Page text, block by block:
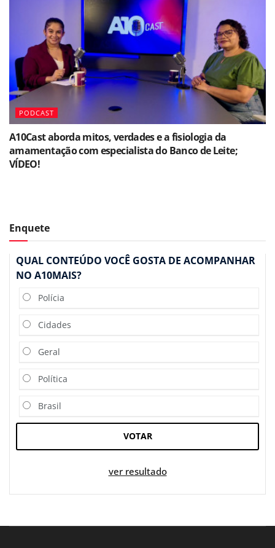
PODCAST
A10Cast aborda mitos, verdades e a fisiologia da
amamentação com especialista do Banco de Leite;
VÍDEO!
Enquete
QUAL CONTEÚDO VOCÊ GOSTA DE ACOMPANHAR
NO A10MAIS?
Polícia
Cidades
Geral
Política
Brasil
VOTAR
ver resultado